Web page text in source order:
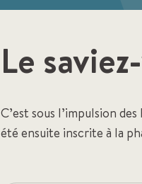
Le
C’est sous l’impulsion
été ensuite inscrite à la